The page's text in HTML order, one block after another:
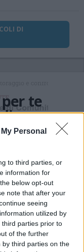
Personal
to third parties, or
information for
below opt-out
note that after your
seeing
utilized by
parties prior to
of the further
third parties on the
DI
te
questo